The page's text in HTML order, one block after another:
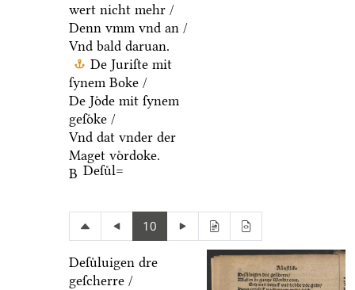
wert nicht mehr /
Denn vmm vnd an /
Vnd bald daruan.
De Juriſte mit
ſynem Boke /
De Joͤde mit ſynem
geſoͤke /
Vnd dat vnder der
Maget voͤrdoke.
B Deſuͤl=
10
Deſuͤluigen dre
geſcherre /